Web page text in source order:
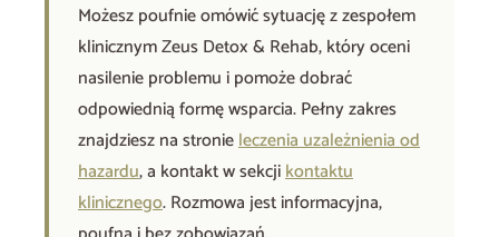
Możesz poufnie omówić sytuację z zespołem
klinicznym Zeus Detox & Rehab, który oceni
nasilenie problemu i pomoże dobrać
odpowiednią formę wsparcia. Pełny zakres
znajdziesz na stronieleczenia uzależnienia od
hazardu, a kontakt w sekcjikontaktu
klinicznego. Rozmowa jest informacyjna,